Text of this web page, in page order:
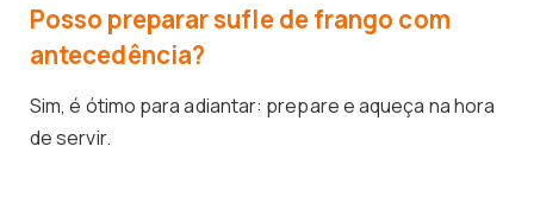
Posso preparar sufle de frango com
antecedência?
Sim, é ótimo para adiantar: prepare e aqueça na hora
de servir.